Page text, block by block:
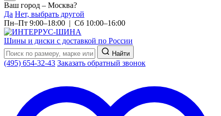
Ваш город – Москва?
Да Нет, выбрать другой
Пн–Пт 9:00–18:00 | Сб 10:00–16:00
Шины и диски с доставкой по России
Найти
(495) 654-32-43 Заказать обратный звонок